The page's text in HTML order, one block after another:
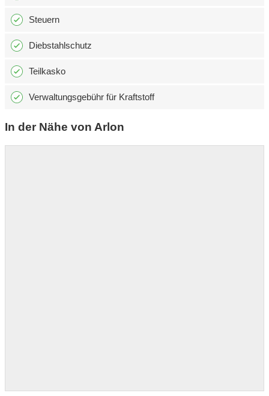
Steuern
Diebstahlschutz
Teilkasko
Verwaltungsgebühr für Kraftstoff
In der Nähe von Arlon